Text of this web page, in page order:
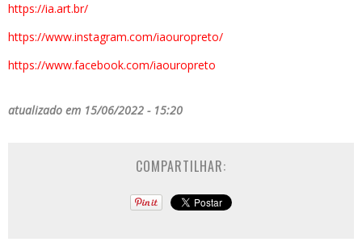
https://ia.art.br/
https://www.instagram.com/iaouropreto/
https://www.facebook.com/iaouropreto
atualizado em 15/06/2022 - 15:20
COMPARTILHAR: